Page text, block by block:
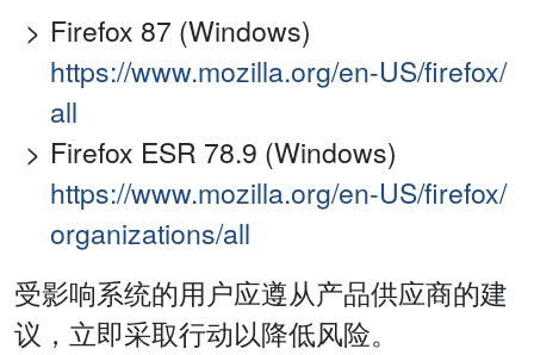
Firefox 87 (Windows)
https://www.mozilla.org/en-US/firefox/
all
Firefox ESR 78.9 (Windows)
https://www.mozilla.org/en-US/firefox/
organizations/all
受影响系统的用户应遵从产品供应商的建
议，立即采取行动以降低风险。